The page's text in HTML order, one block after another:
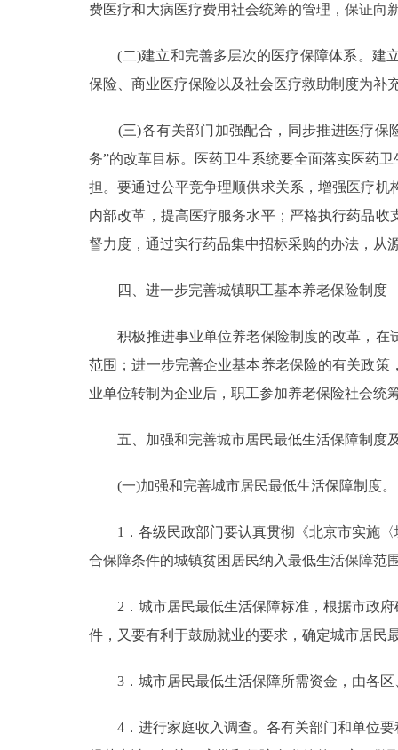
费医疗和大病医疗费用社会统筹的管理，保证向
(二)建立和完善多层次的医疗保障体系。建立
保险、商业医疗保险以及社会医疗救助制度为补
(三)各有关部门加强配合，同步推进医疗保
务”的改革目标。医药卫生系统要全面落实医药
担。要通过公平竞争理顺供求关系，增强医疗
内部改革，提高医疗服务水平；严格执行药品
督力度，通过实行药品集中招标采购的办法，从
四、进一步完善城镇职工基本养老保险制度
积极推进事业单位养老保险制度的改革，在
范围；进一步完善企业基本养老保险的有关政
业单位转制为企业后，职工参加养老保险社会统
五、加强和完善城市居民最低生活保障制度
(一)加强和完善城市居民最低生活保障制度。
1．各级民政部门要认真贯彻《北京市实施〈
合保障条件的城镇贫困居民纳入最低生活保障范
2．城市居民最低生活保障标准，根据市政府
件，又要有利于鼓励就业的要求，确定城市居民
3．城市居民最低生活保障所需资金，由各区
4．进行家庭收入调查。各有关部门和单位要